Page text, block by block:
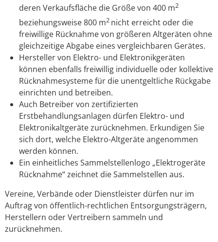
deren Verkaufsfläche die Größe von 400 m2
beziehungsweise 800 m2 nicht erreicht oder die
freiwillige Rücknahme von größeren Altgeräten ohne
gleichzeitige Abgabe eines vergleichbaren Gerätes.
Hersteller von Elektro- und Elektronikgeräten
können ebenfalls freiwillig individuelle oder kollektive
Rücknahmesysteme für die unentgeltliche Rückgabe
einrichten und betreiben.
Auch Betreiber von zertifizierten
Erstbehandlungsanlagen dürfen Elektro- und
Elektronikaltgeräte zurücknehmen. Erkundigen Sie
sich dort, welche Elektro-Altgeräte angenommen
werden können.
Ein einheitliches Sammelstellenlogo „Elektrogeräte
Rücknahme“ zeichnet die Sammelstellen aus.
Vereine, Verbände oder Dienstleister dürfen nur im
Auftrag von öffentlich-rechtlichen Entsorgungsträgern,
Herstellern oder Vertreibern sammeln und
zurücknehmen.